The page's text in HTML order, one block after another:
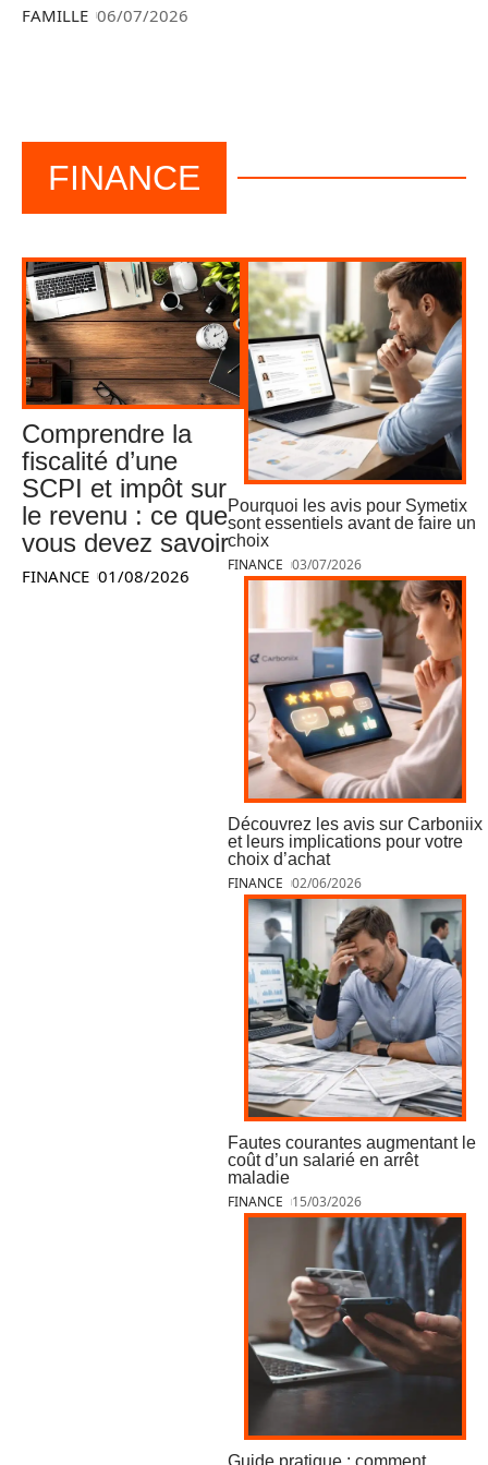
FAMILLE 06/07/2026
FINANCE
Comprendre la
fiscalité d’une
SCPI et impôt sur
le revenu : ce que
vous devez savoir
FINANCE 01/08/2026
Pourquoi les avis pour Symetix
sont essentiels avant de faire un
choix
FINANCE 03/07/2026
Découvrez les avis sur Carboniix
et leurs implications pour votre
choix d’achat
FINANCE 02/06/2026
Fautes courantes augmentant le
coût d’un salarié en arrêt
maladie
FINANCE 15/03/2026
Guide pratique : comment